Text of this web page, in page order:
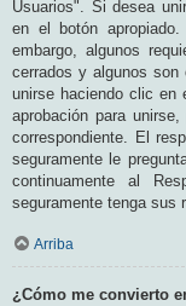
Usuarios". Si desea
en el botón
embargo, algunos
cerrados y algunos
unirse haciendo clic en
aprobación para
correspondiente. El
seguramente le
continuamente al
seguramente tenga sus
Arriba
¿Cómo me convierto